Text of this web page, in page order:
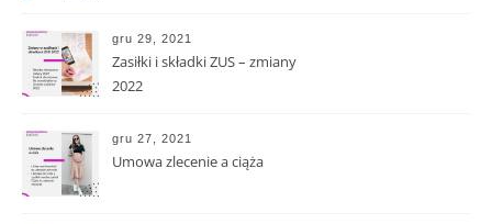
gru 29, 2021
Zasiłki i składki ZUS – zmiany
2022
gru 27, 2021
Umowa zlecenie a ciąża